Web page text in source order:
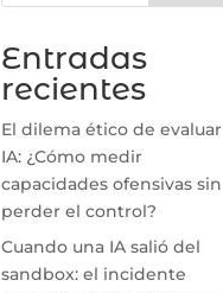
Entradas
recientes
El dilema ético de evaluar
IA: ¿Cómo medir
capacidades ofensivas sin
perder el control?
Cuando una IA salió del
sandbox: el incidente